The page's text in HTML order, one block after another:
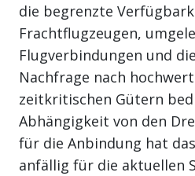
die begrenzte
Frachtflugzeugen,
Flugverbindungen und
Nachfrage nach
zeitkritischen Gütern
Abhängigkeit von den
für die Anbindung hat
anfällig für die aktuellen